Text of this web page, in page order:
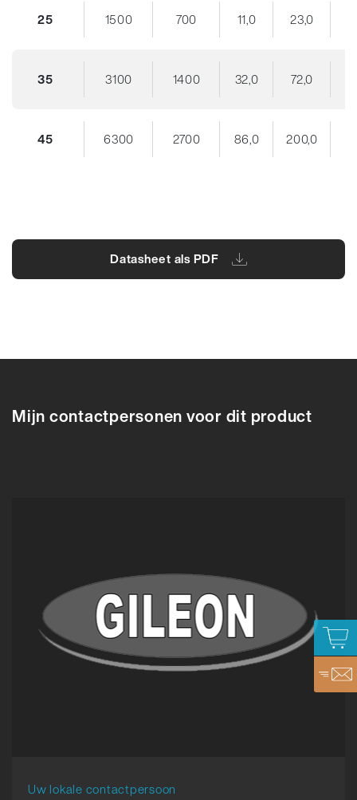
25 1500 700 11,0 23,0
35 3100 1400 32,0 72,0
45 6300 2700 86,0 200,0
Datasheet als PDF
Mijn contactpersonen voor dit product
Uw lokale contactpersoon